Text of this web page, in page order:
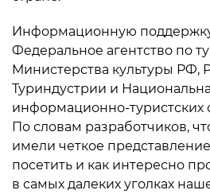
Информационную поддержку
Федеральное агентство по
Министерства культуры РФ,
Туриндустрии и
информационно-туристских
По словам разработчиков,
имели четкое
посетить и как интересно
в самых далеких уголках